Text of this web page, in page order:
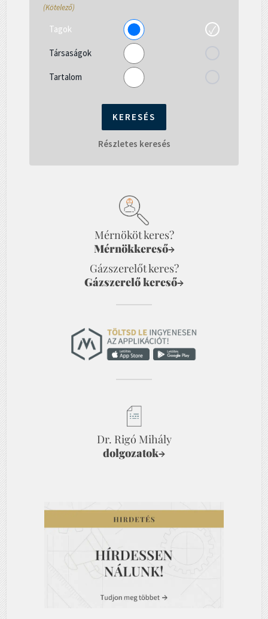
(Kötelező)
Tagok
Társaságok
Tartalom
Részletes keresés
Mérnököt keres?
Mérnökkereső→
Gázszerelőt keres?
Gázszerelő kereső→
Dr. Rigó Mihály
dolgozatok→